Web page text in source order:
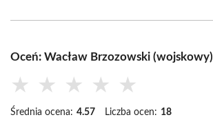
Oceń: Wacław Brzozowski (wojskowy)
★ ★ ★ ★ ★
Średnia ocena: 4.57 Liczba ocen: 18